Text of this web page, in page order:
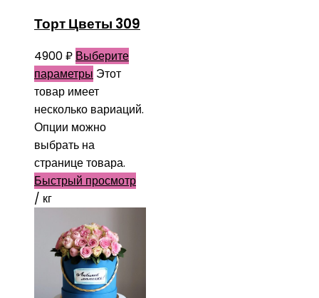
Торт Цветы 309
4900₽ Выберите
параметры Этот
товар имеет
несколько вариаций.
Опции можно
выбрать на
странице товара.
Быстрый просмотр
/ кг